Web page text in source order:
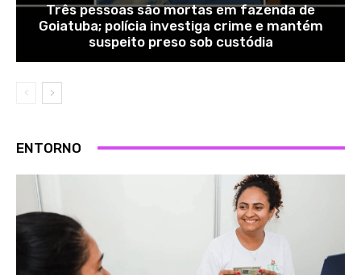
Três pessoas são mortas em fazenda de
Goiatuba; polícia investiga crime e mantém
suspeito preso sob custódia
ENTORNO